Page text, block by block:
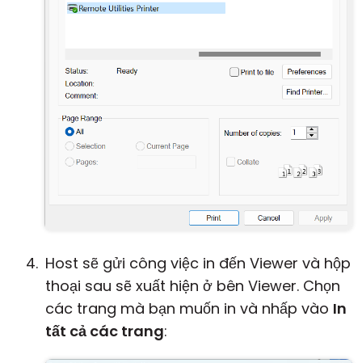
Host sẽ gửi công việc in đến Viewer và hộp
thoại sau sẽ xuất hiện ở bên Viewer. Chọn
các trang mà bạn muốn in và nhấp vào In
tất cả các trang: